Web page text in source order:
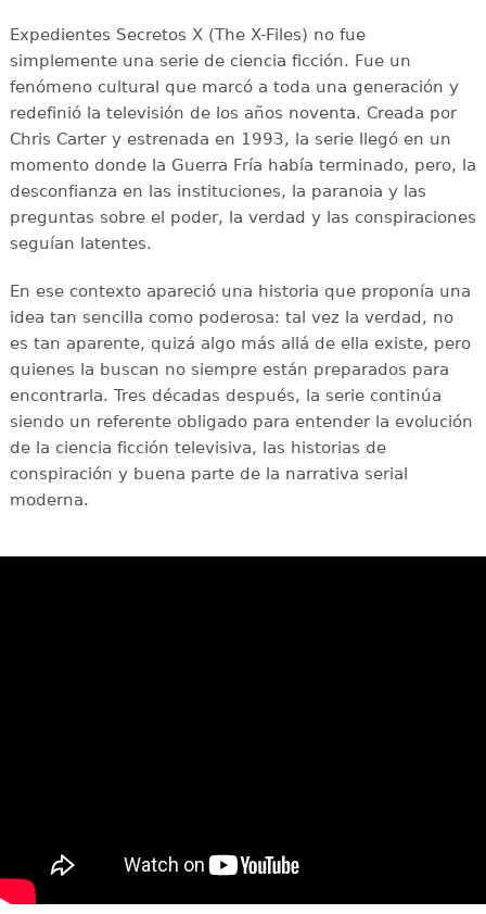
Expedientes Secretos X (The X-Files) no fue
simplemente una serie de ciencia ficción. Fue un
fenómeno cultural que marcó a toda una generación y
redefinió la televisión de los años noventa. Creada por
Chris Carter y estrenada en 1993, la serie llegó en un
momento donde la Guerra Fría había terminado, pero, la
desconfianza en las instituciones, la paranoia y las
preguntas sobre el poder, la verdad y las conspiraciones
seguían latentes.
En ese contexto apareció una historia que proponía una
idea tan sencilla como poderosa: tal vez la verdad, no
es tan aparente, quizá algo más allá de ella existe, pero
quienes la buscan no siempre están preparados para
encontrarla. Tres décadas después, la serie continúa
siendo un referente obligado para entender la evolución
de la ciencia ficción televisiva, las historias de
conspiración y buena parte de la narrativa serial
moderna.